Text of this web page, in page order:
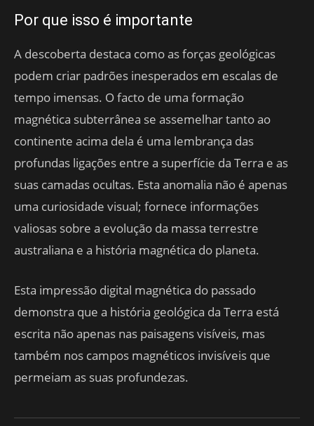
Por que isso é importante
A descoberta destaca como as forças geológicas
podem criar padrões inesperados em escalas de
tempo imensas. O facto de uma formação
magnética subterrânea se assemelhar tanto ao
continente acima dela é uma lembrança das
profundas ligações entre a superfície da Terra e as
suas camadas ocultas. Esta anomalia não é apenas
uma curiosidade visual; fornece informações
valiosas sobre a evolução da massa terrestre
australiana e a história magnética do planeta.
Esta impressão digital magnética do passado
demonstra que a história geológica da Terra está
escrita não apenas nas paisagens visíveis, mas
também nos campos magnéticos invisíveis que
permeiam as suas profundezas.